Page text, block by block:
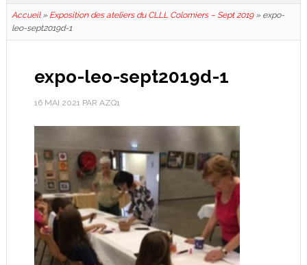
Accueil» Exposition des ateliers du CLLL Colomiers – Sept 2019» expo-
leo-sept2019d-1
expo-leo-sept2019d-1
16 MAI 2021PAR AZQ1